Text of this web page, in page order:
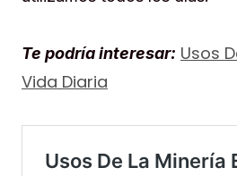
Te podría interesar: Usos
Vida Diaria